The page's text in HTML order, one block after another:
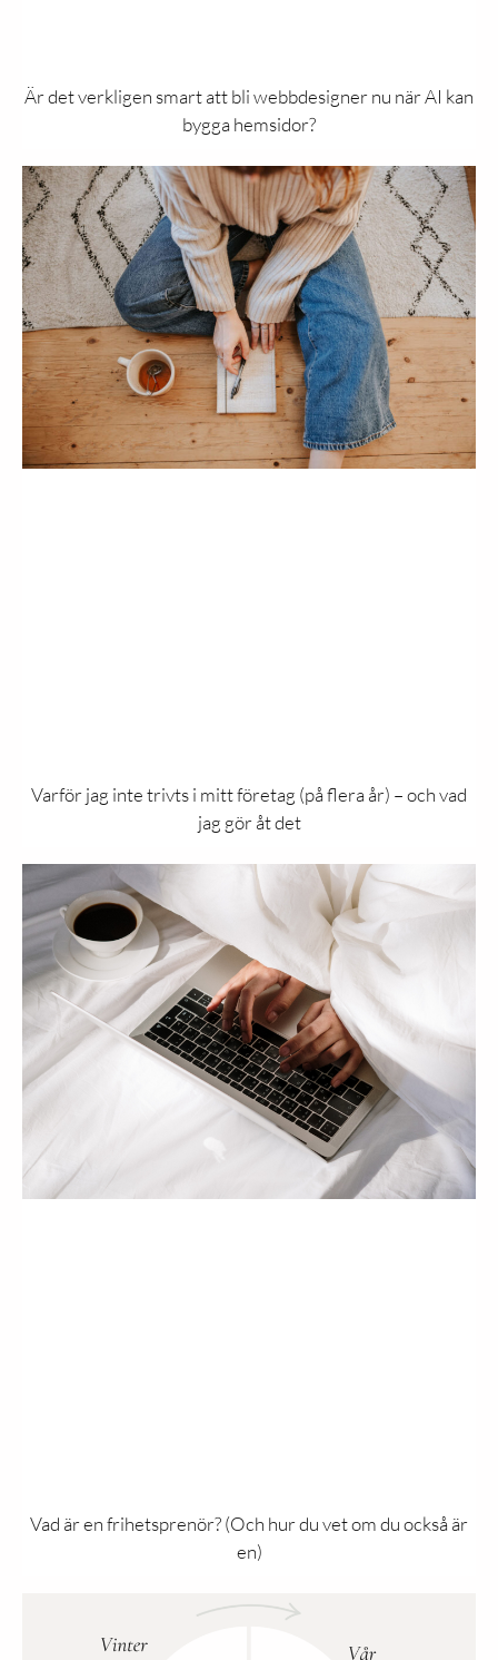
Är det verkligen smart att bli webbdesigner nu när AI kan
bygga hemsidor?
Varför jag inte trivts i mitt företag (på flera år) – och vad
jag gör åt det
Vad är en frihetsprenör? (Och hur du vet om du också är
en)